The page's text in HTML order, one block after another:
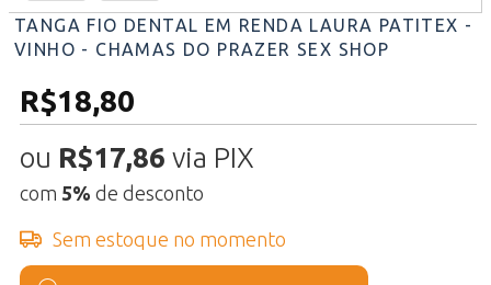
TANGA FIO DENTAL EM RENDA LAURA PATITEX -
VINHO - CHAMAS DO PRAZER SEX SHOP
R$18,80
ou R$17,86 via PIX
com 5% de desconto
Sem estoque no momento